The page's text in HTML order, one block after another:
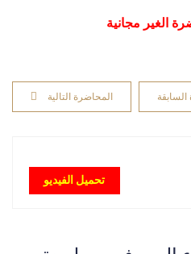
الغير مجانية
المحاضرة التالية
تحميل الفيديو